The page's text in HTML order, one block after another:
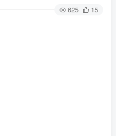
625 15